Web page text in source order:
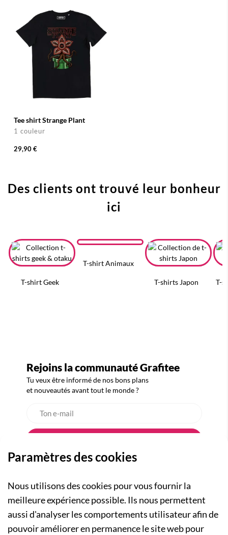
Tee shirt Strange Plant
1 couleur
29,90 €
Des clients ont trouvé leur bonheur
ici
T-shirt Geek
T-shirt Animaux
T-shirts Japon T-
Rejoins la communauté Grafitee
Tu veux être informé de nos bons plans
et nouveautés avant tout le monde ?
A PROPOS
Paramètres des cookies
Nous utilisons des cookies pour vous fournir la
meilleure expérience possible. Ils nous permettent
aussi d'analyser les comportements utilisateur afin de
pouvoir améliorer en permanence le site web pour